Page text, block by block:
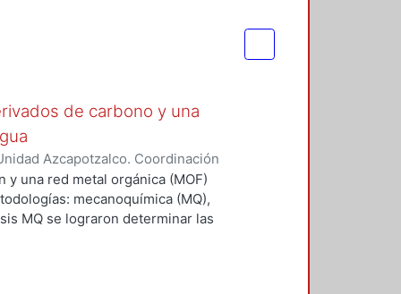
de carbono y una
Azcapotzalco. Coordinación
Jonathan
una red metal orgánica (MOF)
mecanoquímica (MQ),
MQ se lograron determinar las